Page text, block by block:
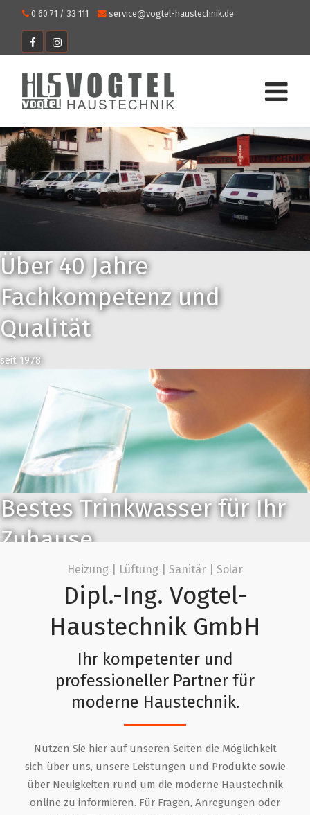
0 60 71 / 33 111 service@vogtel-haustechnik.de
Über 40 Jahre
Fachkompetenz und
Qualität
seit 1978
Bestes Trinkwasser für Ihr
Zuhause
Hochwertige BWT Produkte, installiert vom Fachmann
SOLARWATT MyReserve
Der neue Stromspeicher - Ab sofort verfügbar
Heizung | Lüftung | Sanitär | Solar
Dipl.-Ing. Vogtel-
Haustechnik GmbH
Ihr kompetenter und
professioneller Partner für
moderne Haustechnik.
Nutzen Sie hier auf unseren Seiten die Möglichkeit
sich über uns, unsere Leistungen und Produkte sowie
über Neuigkeiten rund um die moderne Haustechnik
online zu informieren. Für Fragen, Anregungen oder